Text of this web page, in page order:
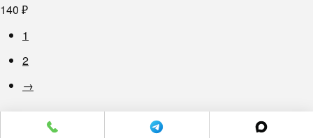
140 ₽
1
2
→
г. Челябинск пр. Победы 305Д/1 (2 этаж)